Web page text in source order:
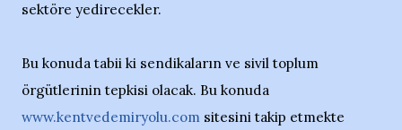
sektöre yedirecekler.
Bu konuda tabii ki sendikaların ve sivil toplum
örgütlerinin tepkisi olacak. Bu konuda
www.kentvedemiryolu.com sitesini takip etmekte